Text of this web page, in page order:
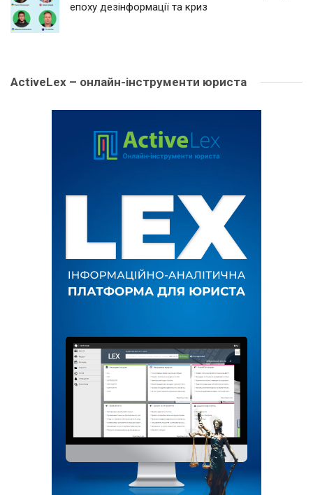
епоху дезінформації та криз
ActiveLex – онлайн-інструменти юриста